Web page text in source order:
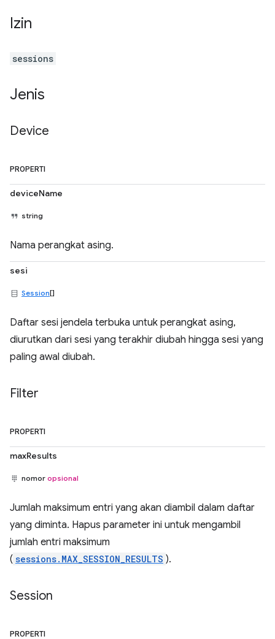
Izin
sessions
Jenis
Device
PROPERTI
deviceName
string
Nama perangkat asing.
sesi
Session[]
Daftar sesi jendela terbuka untuk perangkat asing,
diurutkan dari sesi yang terakhir diubah hingga sesi yang
paling awal diubah.
Filter
PROPERTI
maxResults
nomor opsional
Jumlah maksimum entri yang akan diambil dalam daftar
yang diminta. Hapus parameter ini untuk mengambil
jumlah entri maksimum
( sessions.MAX_SESSION_RESULTS ).
Session
PROPERTI